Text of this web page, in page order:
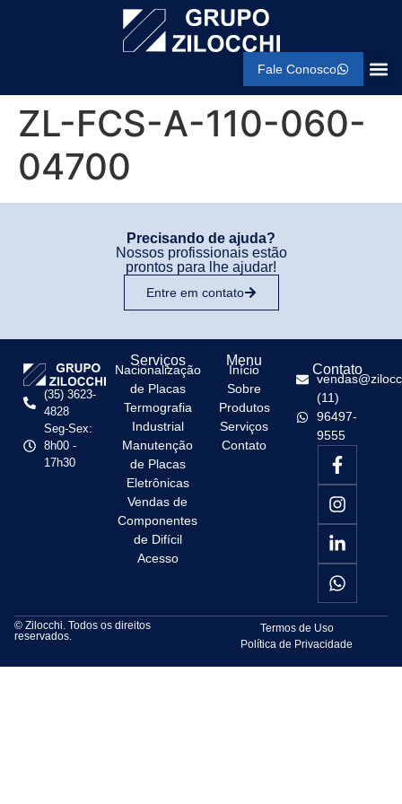
Fale Conosco
ZL-FCS-A-110-060-
04700
Precisando de ajuda?
Nossos profissionais estão
prontos para lhe ajudar!
Entre em contato
(35) 3623-
4828
Seg-Sex:
8h00 -
17h30
Serviços
Nacionalização
de Placas
Termografia
Industrial
Manutenção
de Placas
Eletrônicas
Vendas de
Componentes
de Difícil
Acesso
Menu
Início
Sobre
Produtos
Serviços
Contato
Contato
(11)
96497-
9555
© Zilocchi. Todos os direitos
reservados.
Termos de Uso
Política de Privacidade